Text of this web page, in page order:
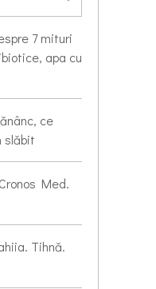
7 mituri
apa cu
ce
slăbit
Med.
Tihnă.